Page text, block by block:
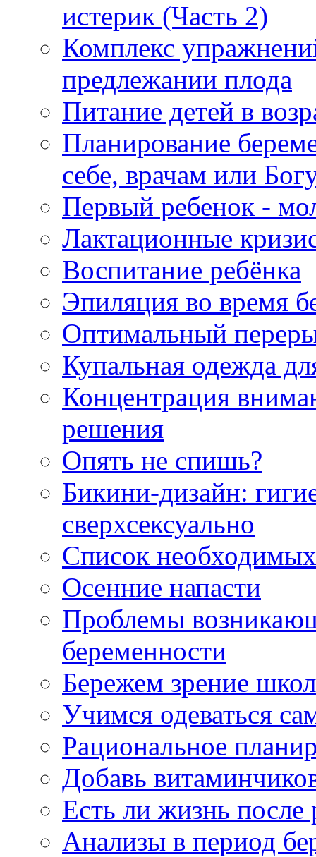
истерик (Часть 2)
Комплекс
предлежании плода
Питание детей в
Планирование
себе, врачам или
Первый ребенок -
Лактационные
Воспитание ребёнка
Эпиляция во время
Оптимальный
Купальная одежда
Концентрация
решения
Опять не спишь?
Бикини-дизайн:
сверхсексуально
Список
Осенние напасти
Проблемы
беременности
Бережем зрение
Учимся одеваться
Рациональное
Добавь
Есть ли жизнь после
Анализы в период